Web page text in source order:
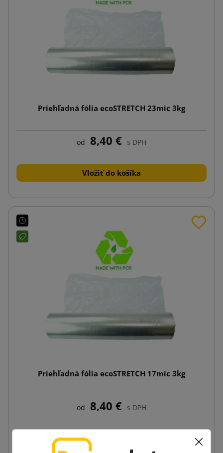
Priehľadná fólia ecoSTRETCH 23mic 3kg
od 8,40 € s DPH
Vložiť do košíka
Priehľadná fólia ecoSTRETCH 17mic 3kg
od 8,40 € s DPH
Vložiť do košíka